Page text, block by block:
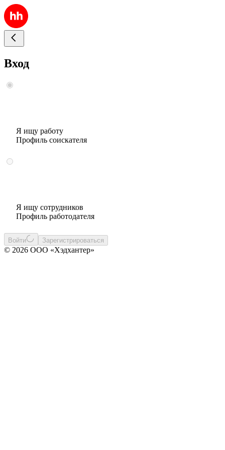
Вход
Я ищу работу
Профиль соискателя
Я ищу сотрудников
Профиль работодателя
Войти Зарегистрироваться
© 2026 ООО «Хэдхантер»